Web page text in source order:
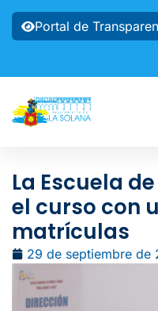
Portal de
La Escuela
el curso con
matrículas
29 de septiembre de